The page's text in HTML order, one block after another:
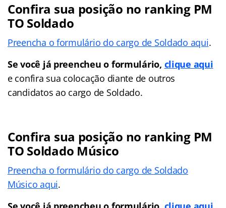
Confira sua posição no ranking PM
TO Soldado
Preencha o formulário do cargo de Soldado aqui.
Se você já preencheu o formulário, clique aqui
e confira sua colocação diante de outros
candidatos ao cargo de Soldado.
Confira sua posição no ranking PM
TO Soldado Músico
Preencha o formulário do cargo de Soldado
Músico aqui.